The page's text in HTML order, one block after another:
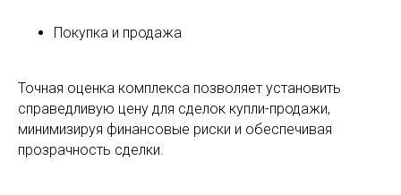
Покупка и продажа
Точная оценка комплекса позволяет установить
справедливую цену для сделок купли-продажи,
минимизируя финансовые риски и обеспечивая
прозрачность сделки.